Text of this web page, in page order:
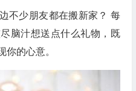
不少朋友都在搬新家？ 每
脑汁想送点什么礼物，既
你的心意。